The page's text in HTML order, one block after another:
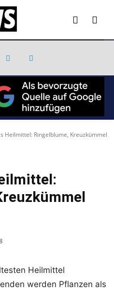
Heilmittel: Ringelblume, Kreuzkümmel
Heilmittel
werden Pflanzen als